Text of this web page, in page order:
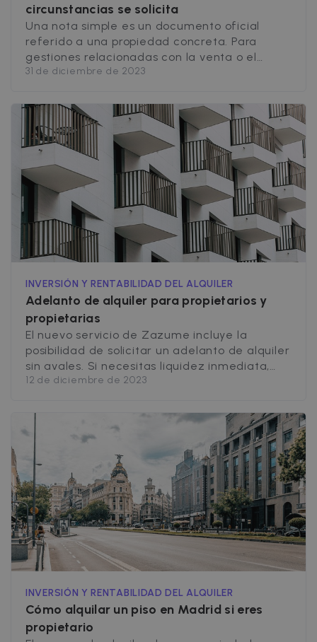
circunstancias se solicita
Una nota simple es un documento oficial
referido a una propiedad concreta. Para
gestiones relacionadas con la venta o el
alquiler de una vivienda es imprescindible, por
uso. Qué es una nota simple y quien la
concede Una nota simple es un documento
oficial emitido por el [&hellip;]
31 de diciembre de 2023
INVERSIÓN Y RENTABILIDAD DEL ALQUILER
Adelanto de alquiler para propietarios y
propietarias
El nuevo servicio de Zazume incluye la
posibilidad de solicitar un adelanto de alquiler
sin avales. Si necesitas liquidez inmediata,
con Zazume puedes recibir un adelanto por
también está disponible para agencias y
administradores que desean ofrecer este
servicio a sus clientes, a través de Zazume.
Solicitar un [&hellip;]
12 de diciembre de 2023
INVERSIÓN Y RENTABILIDAD DEL ALQUILER
Cómo alquilar un piso en Madrid si eres
propietario